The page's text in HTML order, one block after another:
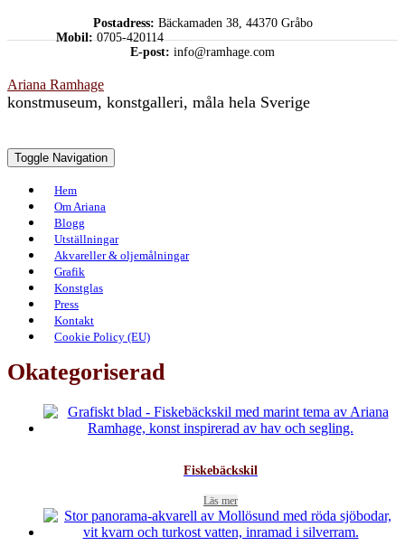
Postadress: Bäckamaden 38, 44370 Gråbo
Mobil:0705-420114
E-post: info@ramhage.com
Ariana Ramhage
konstmuseum, konstgalleri, måla hela Sverige
Toggle Navigation
Hem
Om Ariana
Blogg
Utställningar
Akvareller & oljemålningar
Grafik
Konstglas
Press
Kontakt
Cookie Policy (EU)
Okategoriserad
Fiskebäckskil
Läs mer